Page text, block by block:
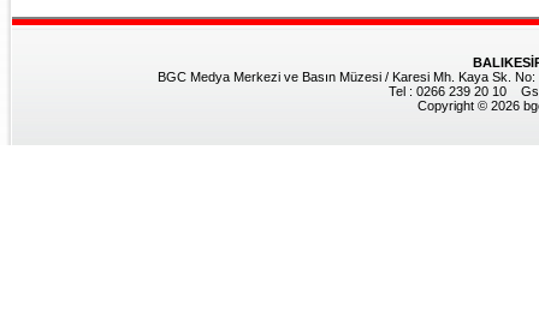
BGC Medya Merkezi ve Basın Müzesi / Karesi Mh. Kaya Sk.
Tel : 0266 239 20 10
Copyright © 2026